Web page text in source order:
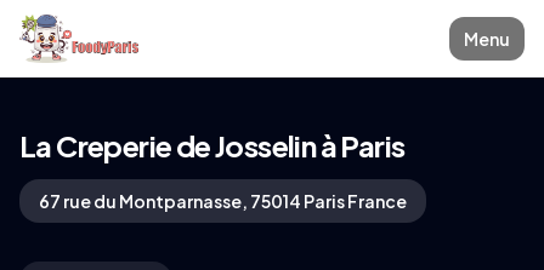
Menu
La Creperie de Josselin à Paris
67 rue du Montparnasse, 75014 Paris France